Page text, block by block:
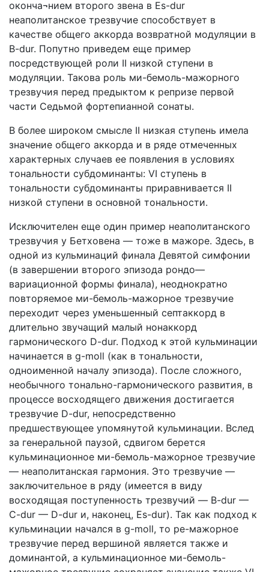
оконча¬нием второго звена в Es-dur
неаполитанское трезвучие способствует в
качестве общего аккорда возвратной модуляции в
B-dur. Попутно приведем еще пример
посредствующей роли II низкой ступени в
модуляции. Такова роль ми-бемоль-мажорного
трезвучия перед предыктом к репризе первой
части Седьмой фортепианной сонаты.
В более широком смысле II низкая ступень имела
значение общего аккорда и в ряде отмеченных
характерных случаев ее появления в условиях
тональности субдоминанты: VI ступень в
тональности субдоминанты приравнивается II
низкой ступени в основной тональности.
Исключителен еще один пример неаполитанского
трезвучия у Бетховена — тоже в мажоре. Здесь, в
одной из кульминаций финала Девятой симфонии
(в завершении второго эпизода рондо—
вариационной формы финала), неоднократно
повторяемое ми-бемоль-мажорное трезвучие
переходит через уменьшенный септаккорд в
длительно звучащий малый нонаккорд
гармонического D-dur. Подход к этой кульминации
начинается в g-moll (как в тональности,
одноименной началу эпизода). После сложного,
необычного тонально-гармонического развития, в
процессе восходящего движения достигается
трезвучие D-dur, непосредственно
предшествующее упомянутой кульминации. Вслед
за генеральной паузой, сдвигом берется
кульминационное ми-бемоль-мажорное трезвучие
— неаполитанская гармония. Это трезвучие —
заключительное в ряду (имеется в виду
восходящая поступенность трезвучий — B-dur —
C-dur — D-dur и, наконец, Es-dur). Так как подход к
кульминации начался в g-moll, то ре-мажорное
трезвучие перед вершиной является также и
доминантой, а кульминационное ми-бемоль-